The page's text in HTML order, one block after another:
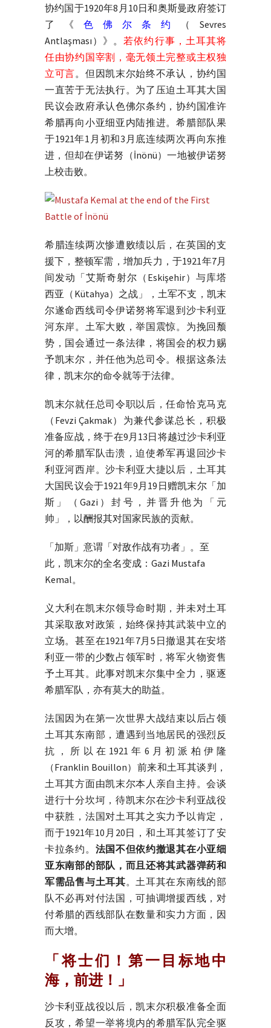
协约国于1920年8月10日和奥斯曼政府签订
了《 色佛尔条约
（Sevres
Antlaşması）》。若依约行事，土耳其将
任由协约国宰割，毫无领土完整或主权独
立可言。但因凯末尔始终不承认，协约国
一直苦于无法执行。为了压迫土耳其大国
民议会政府承认色佛尔条约，协约国准许
希腊再向小亚细亚内陆推进。希腊部队果
于1921年1月初和3月底连续两次再向东推
进，但却在伊诺努（İnönü）一地被伊诺努
上校击败。
希腊连续两次惨遭败绩以后，在英国的支
援下，整顿军需，增加兵力，于1921年7月
间发动「艾斯奇射尔（Eskişehir）与库塔
西亚（Kütahya）之战」，土军不支，凯末
尔遂命西线司令伊诺努将军退到沙卡利亚
河东岸。土军大败，举国震惊。为挽回颓
势，国会通过一条法律，将国会的权力赐
予凯末尔，并任他为总司令。根据这条法
律，凯末尔的命令就等于法律。
凯末尔就任总司令职以后，任命恰克马克
（Fevzi Çakmak）为兼代参谋总长，积极
准备应战，终于在9月13日将越过沙卡利亚
河的希腊军队击溃，迫使希军再退回沙卡
利亚河西岸。沙卡利亚大捷以后，土耳其
大国民议会于1921年9月19日赠凯末尔「加
斯」（Gazi）封号，并晋升他为「元
帅」，以酬报其对国家民族的贡献。
「加斯」意谓「对敌作战有功者」。至
此，凯末尔的全名变成：Gazi Mustafa
Kemal。
义大利在凯末尔领导命时期，并未对土耳
其采取敌对政策，始终保持其武装中立的
立场。甚至在1921年7月5日撤退其在安塔
利亚一带的少数占领军时，将军火物资售
予土耳其。此事对凯末尔集中全力，驱逐
希腊军队，亦有莫大的助益。
法国因为在第一次世界大战结束以后占领
土耳其东南部，遭遇到当地居民的强烈反
抗，所以在1921年6月初派柏伊隆
（Franklin Bouillon）前来和土耳其谈判，
土耳其方面由凯末尔本人亲自主持。会谈
进行十分坎坷，待凯末尔在沙卡利亚战役
中获胜，法国对土耳其之实力予以肯定，
而于1921年10月20日，和土耳其签订了安
卡拉条约。 法国不但依约撤退其在小亚细
亚东南部的部队，而且还将其武器弹药和
军需品售与土耳其。土耳其在东南线的部
队不必再对付法国，可抽调增援西线，对
付希腊的西线部队在数量和实力方面，因
而大增。
「将士们！第一目标地中
海，前进！」
沙卡利亚战役以后，凯末尔积极准备全面
反攻，希望一举将境内的希腊军队完全驱